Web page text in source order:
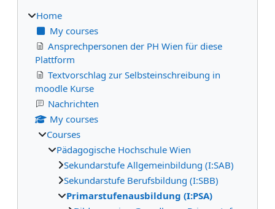
Home
My courses
Ansprechpersonen der PH Wien für diese
Plattform
Textvorschlag zur Selbsteinschreibung in
moodle Kurse
Nachrichten
My courses
Courses
Pädagogische Hochschule Wien
Sekundarstufe Allgemeinbildung (I:SAB)
Sekundarstufe Berufsbildung (I:SBB)
Primarstufenausbildung (I:PSA)